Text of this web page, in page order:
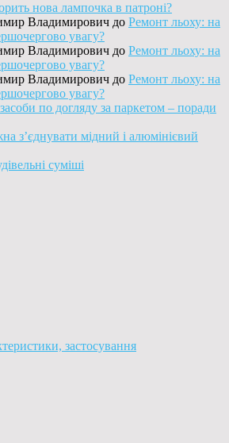
нова лампочка в патроні?
Владимирович до Ремонт льоху: на
увагу?
Владимирович до Ремонт льоху: на
увагу?
Владимирович до Ремонт льоху: на
увагу?
по догляду за паркетом – поради
з’єднувати мідний і алюмінієвий
суміші
застосування